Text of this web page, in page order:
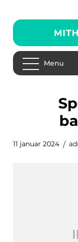
Menu
spejl med lys
11 januar 2024